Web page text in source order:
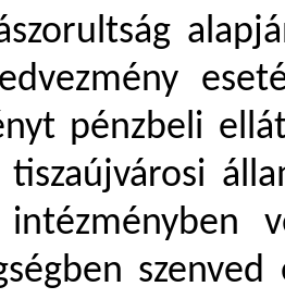
pénzbeli
intézményben